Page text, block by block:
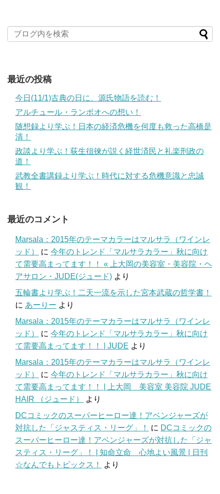
最近の投稿
今日(11/1)古典の日に、源氏物語を読む！
アルチュール・ランボオへの想い！
随想録より学ぶ！日本の経済危機を何度も救った高橋是
清！
政談より学ぶ！荻生徂徠が説く経世済民と礼楽刑政の
道！
武教全書講録より学ぶ！時代に対する危機意識と忠誠
観！
最近のコメント
Marsala：2015年のテーマカラーはマルサラ（ワインレ
ッド）
に 今年のトレンド「マルサラカラー」秋に向け
て需要高まってます！！ « 上大岡の美容室・美容院・ヘ
アサロン・JUDE(ジュード) より
五輪書より学ぶ！二天一流を示した宮本武蔵の哲学書！
に あーりー より
Marsala：2015年のテーマカラーはマルサラ（ワインレ
ッド）
に 今年のトレンド「マルサラカラー」秋に向け
て需要高まってます！！ | JUDE より
Marsala：2015年のテーマカラーはマルサラ（ワインレ
ッド）
に 今年のトレンド「マルサラカラー」秋に向け
て需要高まってます！！ | 上大岡 美容室 美容院 JUDE
HAIR （ジュード）
より
DCコミックのスーパーヒーロー達！アベンジャーズが
対抗した「ジャスティス・リーグ」！
に DCコミックの
スーパーヒーロー達！アベンジャーズが対抗した「ジャ
スティス・リーグ」！ | 知命立命 心地よい風景 | 日刊
☆なんでもトピックス！
より